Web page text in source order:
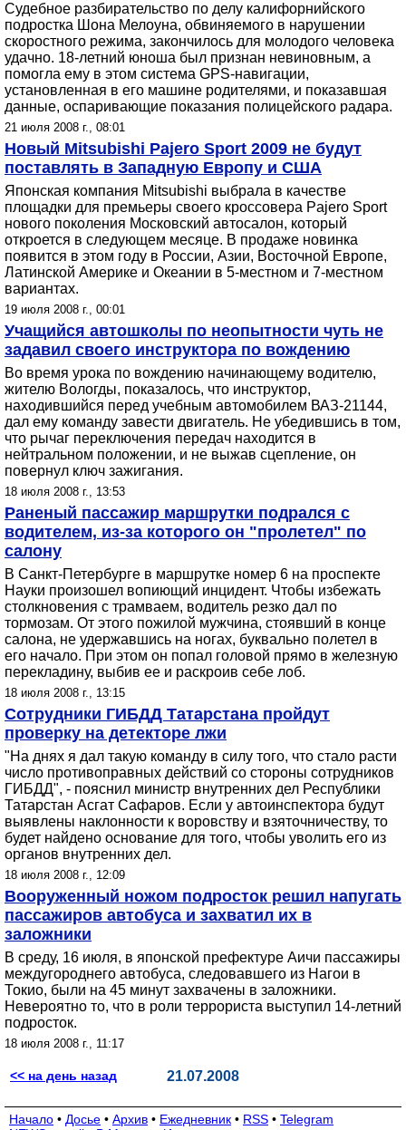
Судебное разбирательство по делу калифорнийского
подростка Шона Мелоуна, обвиняемого в нарушении
скоростного режима, закончилось для молодого человека
удачно. 18-летний юноша был признан невиновным, а
помогла ему в этом система GPS-навигации,
установленная в его машине родителями, и показавшая
данные, оспаривающие показания полицейского радара.
21 июля 2008 г., 08:01
Новый Mitsubishi Pajero Sport 2009 не будут
поставлять в Западную Европу и США
Японская компания Mitsubishi выбрала в качестве
площадки для премьеры своего кроссовера Pajero Sport
нового поколения Московский автосалон, который
откроется в следующем месяце. В продаже новинка
появится в этом году в России, Азии, Восточной Европе,
Латинской Америке и Океании в 5-местном и 7-местном
вариантах.
19 июля 2008 г., 00:01
Учащийся автошколы по неопытности чуть не
задавил своего инструктора по вождению
Во время урока по вождению начинающему водителю,
жителю Вологды, показалось, что инструктор,
находившийся перед учебным автомобилем ВАЗ-21144,
дал ему команду завести двигатель. Не убедившись в том,
что рычаг переключения передач находится в
нейтральном положении, и не выжав сцепление, он
повернул ключ зажигания.
18 июля 2008 г., 13:53
Раненый пассажир маршрутки подрался с
водителем, из-за которого он "пролетел" по
салону
В Санкт-Петербурге в маршрутке номер 6 на проспекте
Науки произошел вопиющий инцидент. Чтобы избежать
столкновения с трамваем, водитель резко дал по
тормозам. От этого пожилой мужчина, стоявший в конце
салона, не удержавшись на ногах, буквально полетел в
его начало. При этом он попал головой прямо в железную
перекладину, выбив ее и раскроив себе лоб.
18 июля 2008 г., 13:15
Сотрудники ГИБДД Татарстана пройдут
проверку на детекторе лжи
"На днях я дал такую команду в силу того, что стало расти
число противоправных действий со стороны сотрудников
ГИБДД", - пояснил министр внутренних дел Республики
Татарстан Асгат Сафаров. Если у автоинспектора будут
выявлены наклонности к воровству и взяточничеству, то
будет найдено основание для того, чтобы уволить его из
органов внутренних дел.
18 июля 2008 г., 12:09
Вооруженный ножом подросток решил напугать
пассажиров автобуса и захватил их в
заложники
В среду, 16 июля, в японской префектуре Аичи пассажиры
междугороднего автобуса, следовавшего из Нагои в
Токио, были на 45 минут захвачены в заложники.
Невероятно то, что в роли террориста выступил 14-летний
подросток.
18 июля 2008 г., 11:17
<< на день назад 21.07.2008
Начало • Досье • Архив • Ежедневник • RSS • Telegram